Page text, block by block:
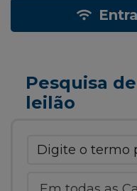
Pesquisa
leilão